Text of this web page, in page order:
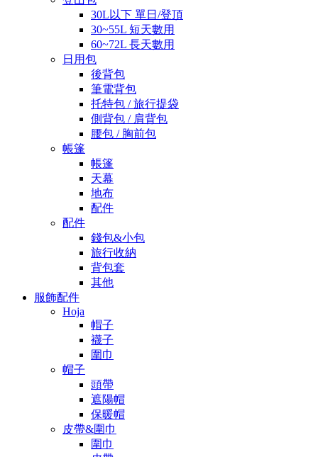
30L以下 單日/登頂
30~55L 短天數用
60~72L 長天數用
日用包
後背包
筆電背包
托特包 / 旅行提袋
側背包 / 肩背包
腰包 / 胸前包
帳篷
帳篷
天幕
地布
配件
配件
錢包&小包
旅行收納
背包套
其他
服飾配件
Hoja
帽子
襪子
圍巾
帽子
頭帶
遮陽帽
保暖帽
皮帶&圍巾
圍巾